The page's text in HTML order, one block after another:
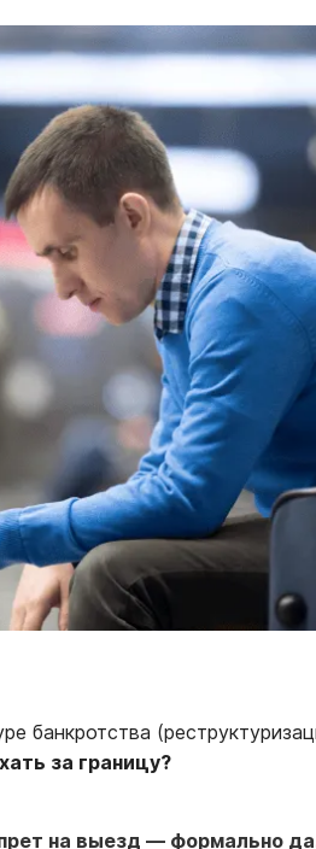
банкротства
за границу?
на выезд — формально